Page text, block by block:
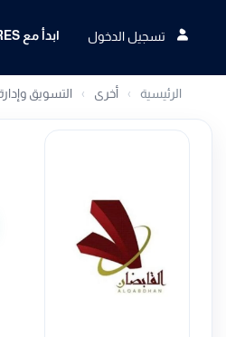
تسجيل الدخول ابدأ مع V WIRES
الرئيسية أخرى التسويق